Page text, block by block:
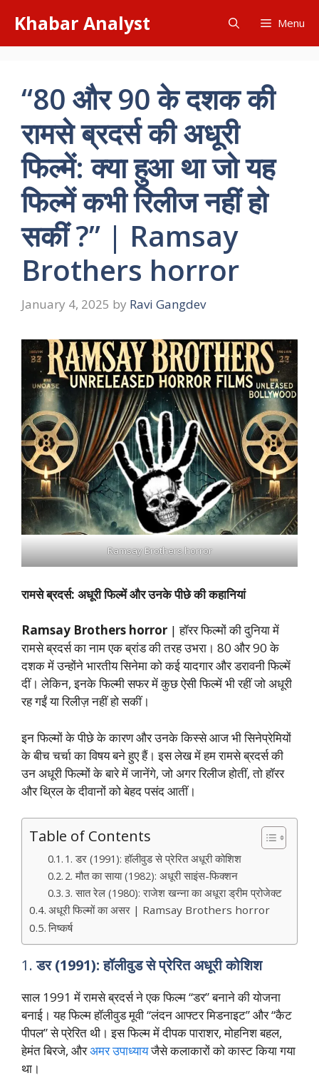
content
Khabar Analyst Menu
“80 और 90 के दशक की
रामसे ब्रदर्स की अधूरी
फिल्में: क्या हुआ था जो यह
फिल्में कभी रिलीज नहीं हो
सकीं ?” | Ramsay
Brothers horror
January 4, 2025 by Ravi Gangdev
Ramsay Brothers horror
रामसे ब्रदर्स: अधूरी फिल्में और उनके पीछे की कहानियां
Ramsay Brothers horror | हॉरर फिल्मों की दुनिया में
रामसे ब्रदर्स का नाम एक ब्रांड की तरह उभरा। 80 और 90 के
दशक में उन्होंने भारतीय सिनेमा को कई यादगार और डरावनी फिल्में
दीं। लेकिन, इनके फिल्मी सफर में कुछ ऐसी फिल्में भी रहीं जो अधूरी
रह गईं या रिलीज़ नहीं हो सकीं।
इन फिल्मों के पीछे के कारण और उनके किस्से आज भी सिनेप्रेमियों
के बीच चर्चा का विषय बने हुए हैं। इस लेख में हम रामसे ब्रदर्स की
उन अधूरी फिल्मों के बारे में जानेंगे, जो अगर रिलीज होतीं, तो हॉरर
और थ्रिल के दीवानों को बेहद पसंद आतीं।
Table of Contents
1. डर (1991): हॉलीवुड से प्रेरित अधूरी कोशिश
2. मौत का साया (1982): अधूरी साइंस-फिक्शन
3. सात रेल (1980): राजेश खन्ना का अधूरा ड्रीम प्रोजेक्ट
अधूरी फिल्मों का असर | Ramsay Brothers horror
निष्कर्ष
1.डर (1991): हॉलीवुड से प्रेरित अधूरी कोशिश
साल 1991 में रामसे ब्रदर्स ने एक फिल्म “डर” बनाने की योजना
बनाई। यह फिल्म हॉलीवुड मूवी “लंदन आफ्टर मिडनाइट” और “कैट
पीपल” से प्रेरित थी। इस फिल्म में दीपक पाराशर, मोहनिश बहल,
हेमंत बिरजे, औरअमर उपाध्यायजैसे कलाकारों को कास्ट किया गया
था।